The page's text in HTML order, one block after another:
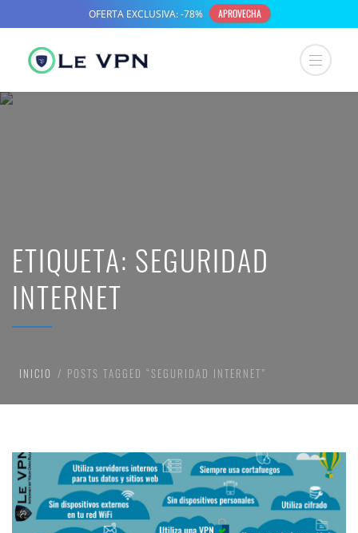
ETIQUETA: SEGURIDAD
INTERNET
INICIO POSTS TAGGED “SEGURIDAD INTERNET”